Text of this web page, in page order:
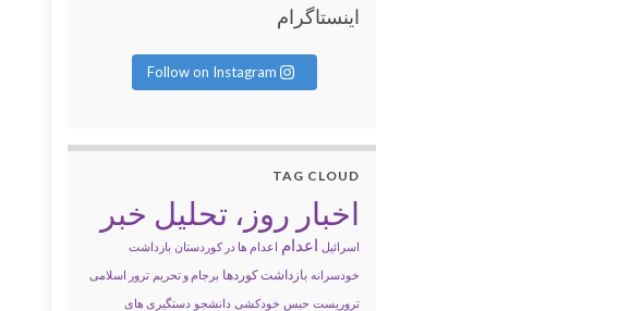
اینستاگرام
Follow on Instagram
TAG CLOUD
اخبار روز، تحلیل خبر
اسرائیل اعدام اعدام ها در کوردستان بازداشت
خودسرانه بازداشت کوردها برجام و تحریم ترور اسلامی
تروریست حبس خودکشی دانشجو دستگیری های